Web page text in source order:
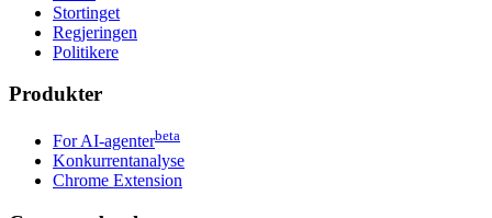
Stortinget
Regjeringen
Politikere
Produkter
For AI-agenterbeta
Konkurrentanalyse
Chrome Extension